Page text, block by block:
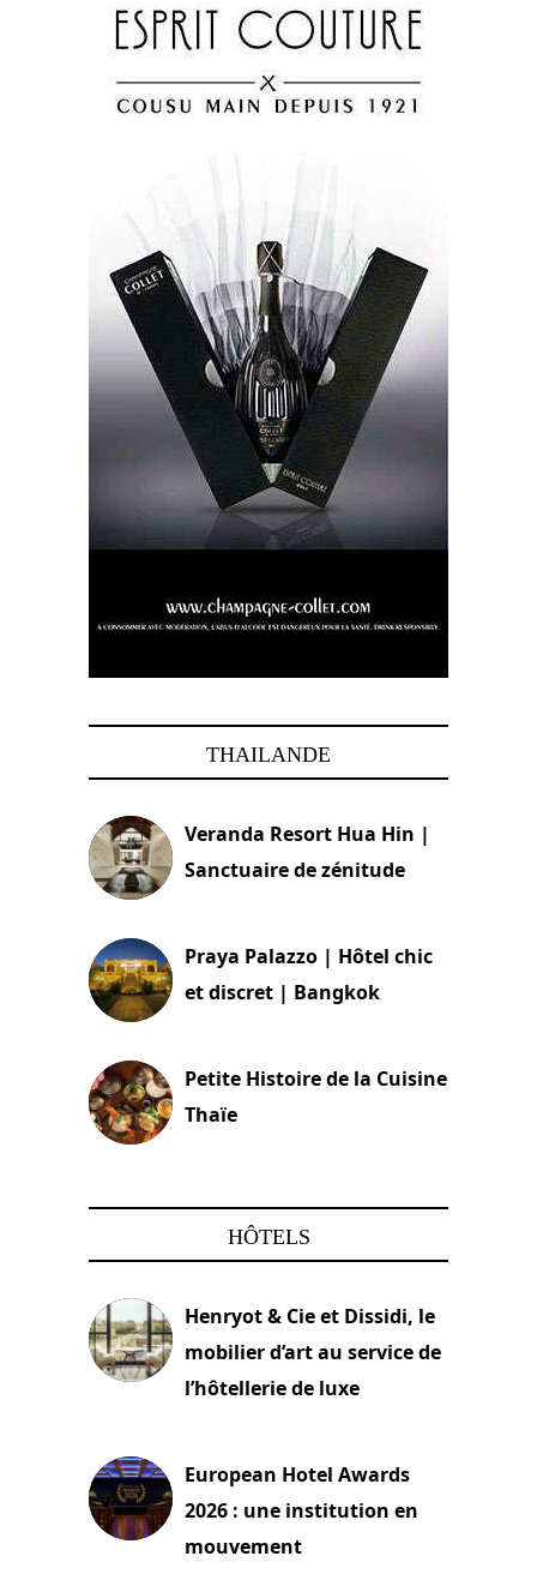
THAILANDE
Veranda Resort Hua Hin |
Sanctuaire de zénitude
Praya Palazzo | Hôtel chic
et discret | Bangkok
Petite Histoire de la Cuisine
Thaïe
HÔTELS
Henryot & Cie et Dissidi, le
mobilier d’art au service de
l’hôtellerie de luxe
European Hotel Awards
2026 : une institution en
mouvement